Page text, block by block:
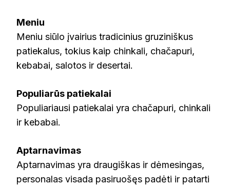
Meniu
Meniu siūlo įvairius tradicinius gruziniškus
patiekalus, tokius kaip chinkali, chačapuri,
kebabai, salotos ir desertai.
Populiarūs patiekalai
Populiariausi patiekalai yra chačapuri, chinkali
ir kebabai.
Aptarnavimas
Aptarnavimas yra draugiškas ir dėmesingas,
personalas visada pasiruošęs padėti ir patarti